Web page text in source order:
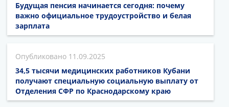
Будущая пенсия начинается сегодня: почему
важно официальное трудоустройство и белая
зарплата
11.09.2025
34,5 тысячи медицинских работников Кубани
получают специальную социальную выплату от
Отделения СФР по Краснодарскому краю